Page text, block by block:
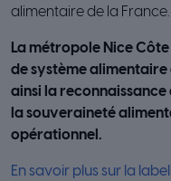
alimentaire de la France.
La métropole Nice
de système
ainsi la
la souveraineté
opérationnel.
En savoir plus sur la